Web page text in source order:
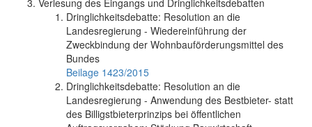
Verlesung des Eingangs und Dringlichkeitsdebatten
Dringlichkeitsdebatte: Resolution an die
Landesregierung - Wiedereinführung der
Zweckbindung der Wohnbauförderungsmittel des
Bundes
Beilage 1423/2015
Dringlichkeitsdebatte: Resolution an die
Landesregierung - Anwendung des Bestbieter- statt
des Billigstbieterprinzips bei öffentlichen